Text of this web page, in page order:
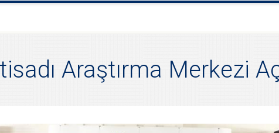
Araştırma Merkezi